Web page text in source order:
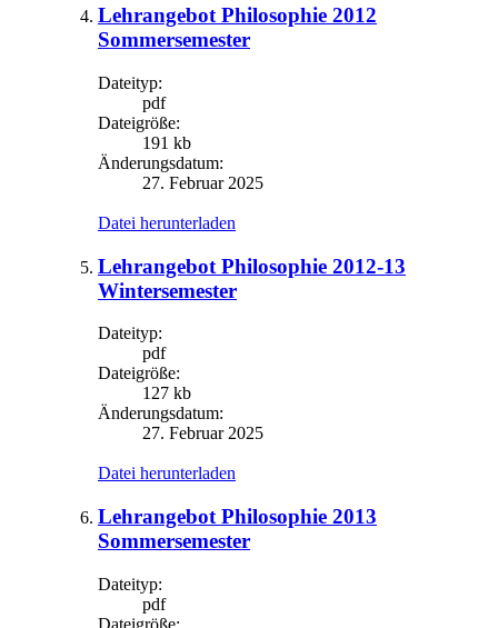
Lehrangebot Philosophie 2012
Sommersemester
Dateityp:
pdf
Dateigröße:
191 kb
Änderungsdatum:
27. Februar 2025
Datei herunterladen
Lehrangebot Philosophie 2012-13
Wintersemester
Dateityp:
pdf
Dateigröße:
127 kb
Änderungsdatum:
27. Februar 2025
Datei herunterladen
Lehrangebot Philosophie 2013
Sommersemester
Dateityp:
pdf
Dateigröße: